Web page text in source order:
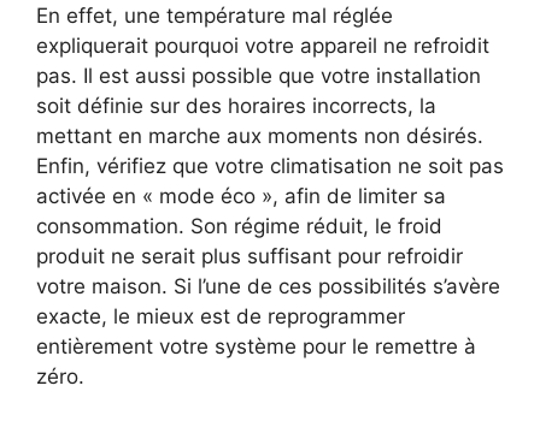
En effet, une température mal réglée
expliquerait pourquoi votre appareil ne refroidit
pas. Il est aussi possible que votre installation
soit définie sur des horaires incorrects, la
mettant en marche aux moments non désirés.
Enfin, vérifiez que votre climatisation ne soit pas
activée en « mode éco », afin de limiter sa
consommation. Son régime réduit, le froid
produit ne serait plus suffisant pour refroidir
votre maison. Si l’une de ces possibilités s’avère
exacte, le mieux est de reprogrammer
entièrement votre système pour le remettre à
zéro.